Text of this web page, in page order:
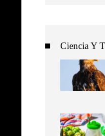
Ciencia Y